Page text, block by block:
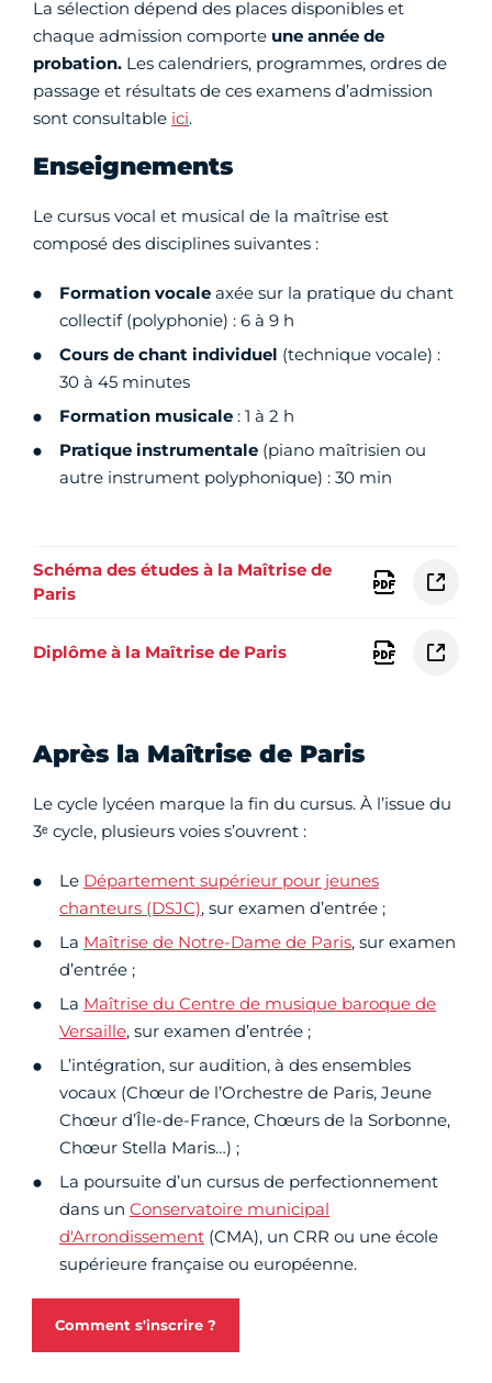
La sélection dépend des places disponibles et
chaque admission comporte une année de
probation. Les calendriers, programmes, ordres de
passage et résultats de ces examens d’admission
sont consultable ici.
Enseignements
Le cursus vocal et musical de la maîtrise est
composé des disciplines suivantes :
Formation vocale axée sur la pratique du chant
collectif (polyphonie) : 6 à 9 h
Cours de chant individuel (technique vocale) :
30 à 45 minutes
Formation musicale : 1 à 2 h
Pratique instrumentale (piano maîtrisien ou
autre instrument polyphonique) : 30 min
Schéma des études à la Maîtrise de
Paris
Diplôme à la Maîtrise de Paris
Après la Maîtrise de Paris
Le cycle lycéen marque la fin du cursus. À l’issue du
3ᵉ cycle, plusieurs voies s’ouvrent :
Le Département supérieur pour jeunes
chanteurs (DSJC), sur examen d’entrée ;
La Maîtrise de Notre-Dame de Paris, sur examen
d’entrée ;
La Maîtrise du Centre de musique baroque de
Versaille, sur examen d’entrée ;
L’intégration, sur audition, à des ensembles
vocaux (Chœur de l’Orchestre de Paris, Jeune
Chœur d’Île-de-France, Chœurs de la Sorbonne,
Chœur Stella Maris…) ;
La poursuite d’un cursus de perfectionnement
dans un Conservatoire municipal
d'Arrondissement (CMA), un CRR ou une école
supérieure française ou européenne.
Comment s'inscrire ?